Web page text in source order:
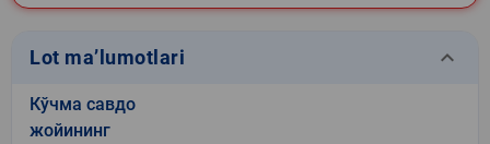
Lot ma’lumotlari keyboard_arrow_down
Кўчма савдо
жойининг